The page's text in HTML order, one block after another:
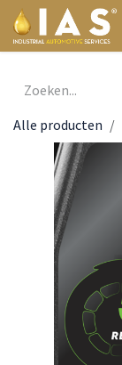
Overslaan naar
Alle producten